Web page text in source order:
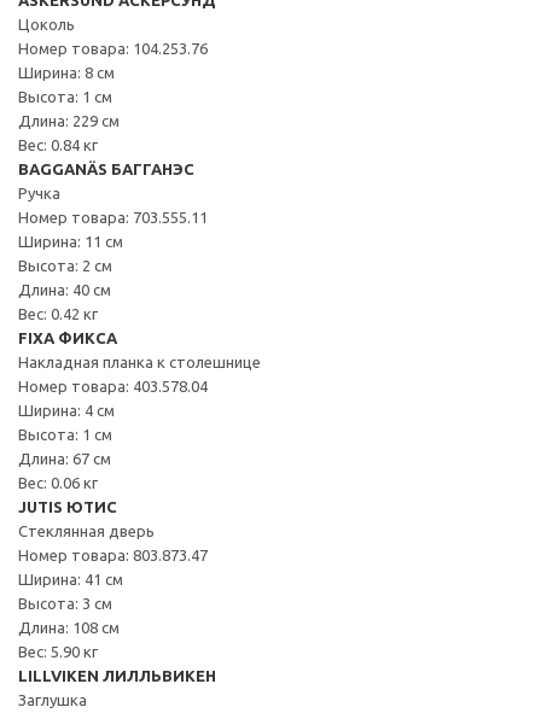
Цоколь
Номер товара: 104.253.76
Ширина: 8 см
Высота: 1 см
Длина: 229 см
Вес: 0.84 кг
BAGGANÄS БАГГАНЭС
Ручка
Номер товара: 703.555.11
Ширина: 11 см
Высота: 2 см
Длина: 40 см
Вес: 0.42 кг
FIXA ФИКСА
Накладная планка к столешнице
Номер товара: 403.578.04
Ширина: 4 см
Высота: 1 см
Длина: 67 см
Вес: 0.06 кг
JUTIS ЮТИС
Стеклянная дверь
Номер товара: 803.873.47
Ширина: 41 см
Высота: 3 см
Длина: 108 см
Вес: 5.90 кг
LILLVIKEN ЛИЛЛЬВИКЕН
Заглушка